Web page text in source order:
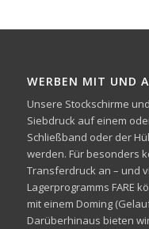
WERBEN MIT UND
Unsere Stockschirme
Siebdruck auf einem
Schließband oder der
werden. Für besonders
Transferdruck an – und
Lagerprogramms FARE
mit einem Doming
Darüberhinaus bieten